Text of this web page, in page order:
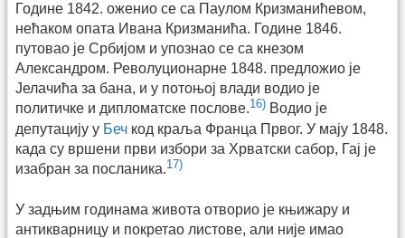
Године 1842. оженио се са Паулом Кризманићевом,
нећаком опата Ивана Кризманића. Године 1846.
путовао је Србијом и упознао се са кнезом
Александром. Револуционарне 1848. предложио је
Јелачића за бана, и у потоњој влади водио је
политичке и дипломатске послове.16) Водио је
депутацију у Беч код краља Франца Првог. У мају 1848.
када су вршени први избори за Хрватски сабор, Гај је
изабран за посланика.17)
У задњим годинама живота отворио је књижару и
антикварницу и покретао листове, али није имао